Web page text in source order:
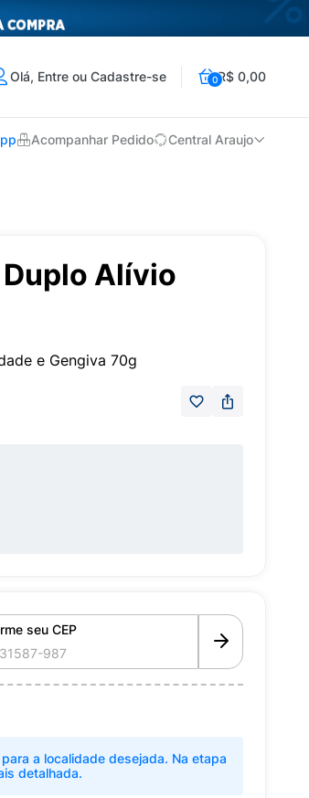
Olá, Entre ou Cadastre-se 0R$ 0,00
Acompanhar Pedido Central Araujo
Alívio
e Gengiva 70g
seu CEP
a localidade desejada. Na etapa
detalhada.